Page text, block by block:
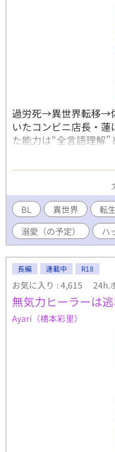
過労死→異世界転移→
いたコンビニ店長・
た能力は“全言語理解
動条件は「体液経由
変態じゃん！ 出会っ
と、豹耳騎士・ルー
戦場の最前線⁈ 攻めも
は守れるのか⁉
Ω、癒しの異能で獣人
しちゃった！
BL 異世界 転生
溺愛（の予定）
ハ
長編 連載中 R18
お気に入り : 4,615 24h.
無気力ヒーラーは
Ayari（橋本彩里）